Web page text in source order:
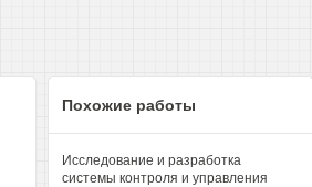
Похожие работы
Исследование и разработка
системы контроля и управления